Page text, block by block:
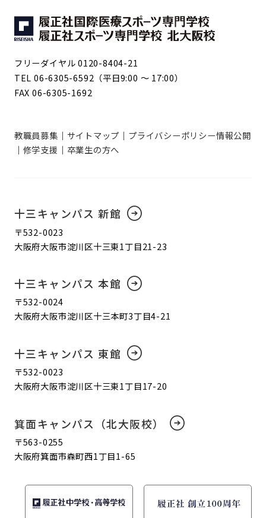
フリーダイヤル 0120-8404-21
TEL 06-6305-6592（平日9:00 ～ 17:00）
FAX 06-6305-1692
教職員募集 サイトマップ プライバシーポリシー情報公開
修学支援
卒業生の方へ
十三キャンパス 新館
〒532-0023
大阪府大阪市淀川区十三東1丁目21-23
十三キャンパス 本館
〒532-0024
大阪府大阪市淀川区十三本町3丁目4-21
十三キャンパス 東館
〒532-0023
大阪府大阪市淀川区十三東1丁目17-20
箕面キャンパス（北大阪校）
〒563-0255
大阪府箕面市森町西1丁目1-65